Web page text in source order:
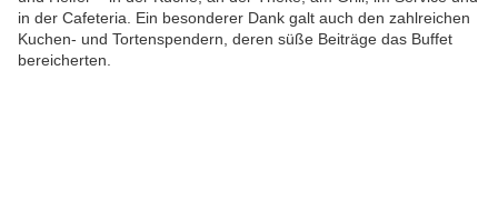
in der Cafeteria. Ein besonderer Dank galt auch den zahlreichen
Kuchen- und Tortenspendern, deren süße Beiträge das Buffet
bereicherten.